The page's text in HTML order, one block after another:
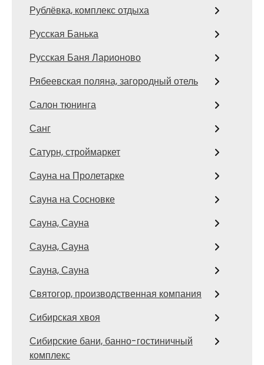
Рублёвка, комплекс отдыха
Русская Банька
Русская Баня Ларионово
Рябеевская поляна, загородный отель
Салон тюнинга
Санг
Сатурн, строймаркет
Сауна на Пролетарке
Сауна на Сосновке
Сауна, Сауна
Сауна, Сауна
Сауна, Сауна
Святогор, производственная компания
Сибирская хвоя
Сибирские бани, банно-гостиничный
комплекс